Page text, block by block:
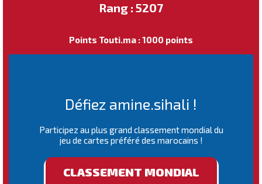
Rang : 5207
Points Touti.ma : 1000 points
Défiez amine.sihali !
Participez au plus grand classement mondial du
jeu de cartes préféré des marocains !
CLASSEMENT MONDIAL